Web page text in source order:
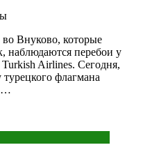
Внуково, которые
наблюдаются перебои у
Airlines. Сегодня,
турецкого флагмана
…